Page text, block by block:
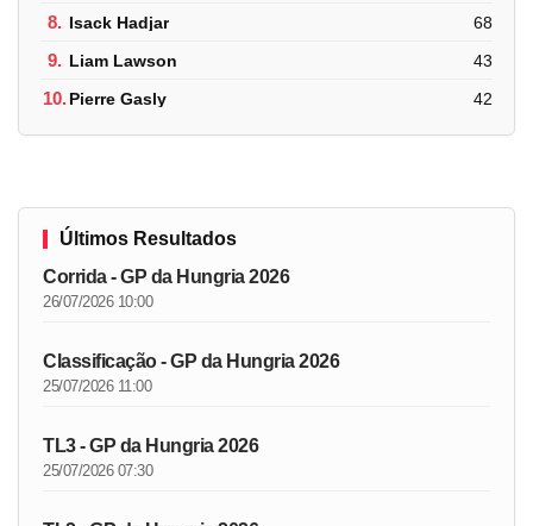
8. Isack Hadjar 68
9. Liam Lawson 43
10.Pierre Gasly 42
Últimos Resultados
Corrida - GP da Hungria 2026
26/07/2026 10:00
Classificação - GP da Hungria 2026
25/07/2026 11:00
TL3 - GP da Hungria 2026
25/07/2026 07:30